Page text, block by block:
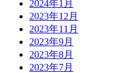
2024年1月
2023年12月
2023年11月
2023年9月
2023年8月
2023年7月